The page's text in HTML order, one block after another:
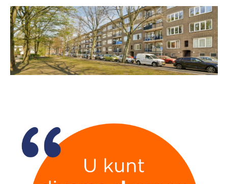
Blog
De Amsterdamse woningmarkt
verandert
Lees de blog vanRedactie Makelaars van
Amsterdam
Makelaars van Amsterdam
amsterdam@makelaarsvan.nl
+31 (0)20 333 11 10